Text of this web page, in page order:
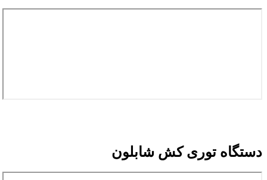
دستگاه توری کش شابلون